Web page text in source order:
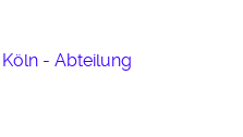
- Abteilung